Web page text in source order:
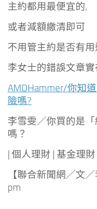
主約都用最便宜的,
或者減額繳清即可
不用管主約是否有用
李女士的錯誤文章
AMDHammer/你知
險嗎?
李雪雯／你買的是
嗎？
| 個人理財 | 基金理
【聯合新聞網╱文
pm